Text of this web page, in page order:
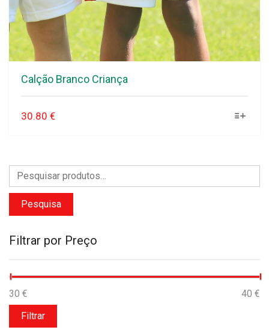
Calção Branco Criança
30.80 €
Pesquisa
Filtrar por Preço
Preço
mínimo
Preço
máximo
Filtrar
30 € 40 €